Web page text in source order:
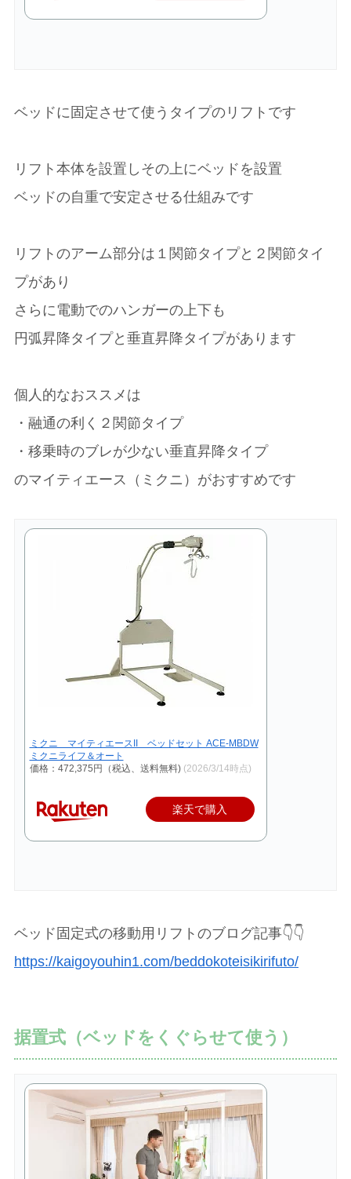
ベッドに固定させて使うタイプのリフトです
リフト本体を設置しその上にベッドを設置
ベッドの自重で安定させる仕組みです
リフトのアーム部分は１関節タイプと２関節タイ
プがあり
さらに電動でのハンガーの上下も
円弧昇降タイプと垂直昇降タイプがあります
個人的なおススメは
・融通の利く２関節タイプ
・移乗時のブレが少ない垂直昇降タイプ
のマイティエース（ミクニ）がおすすめです
ミクニ マイティエースII ベッドセット ACE-MBDW
ミクニライフ＆オート
価格：472,375円（税込、送料無料) (2026/3/14時点)
楽天で購入
ベッド固定式の移動用リフトのブログ記事👇👇
https://kaigoyouhin1.com/beddokoteisikirifuto/
据置式（ベッドをくぐらせて使う）